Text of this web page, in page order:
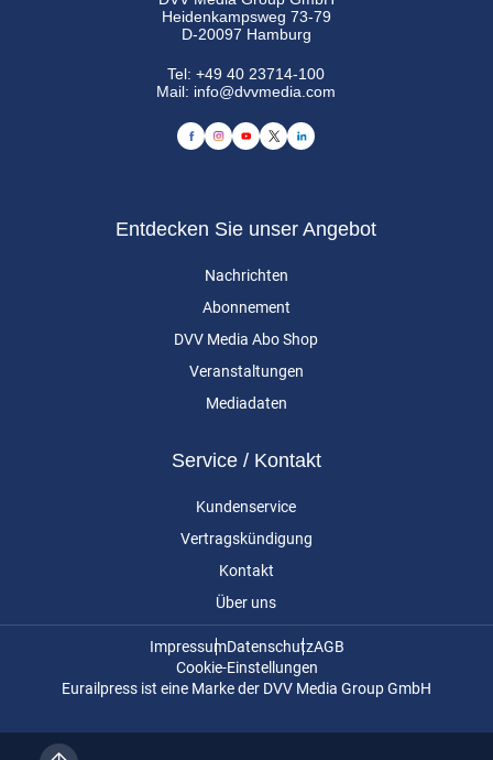
Heidenkampsweg 73-79
D-20097 Hamburg
Tel:+49 40 23714-100
Mail: info@dvvmedia.com
Entdecken Sie unser Angebot
Nachrichten
Abonnement
DVV Media Abo Shop
Veranstaltungen
Mediadaten
Service / Kontakt
Kundenservice
Vertragskündigung
Kontakt
Über uns
ImpressumDatenschutzAGB
Cookie-Einstellungen
Eurailpress ist eine Marke der DVV Media Group GmbH